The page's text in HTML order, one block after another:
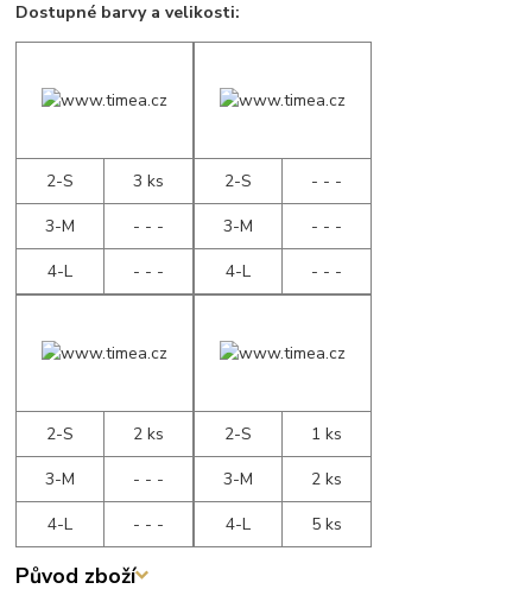
Dostupné barvy a velikosti:
2-S
3 ks
3-M
- - -
4-L
- - -
2-S
- - -
3-M
- - -
4-L
- - -
2-S
2 ks
3-M
- - -
4-L
- - -
2-S
1 ks
3-M
2 ks
4-L
5 ks
Původ zboží